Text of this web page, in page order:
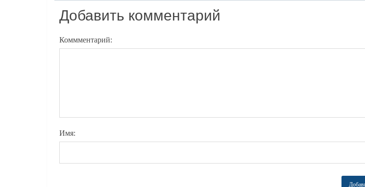
Добавить комментарий
Коммментарий:
Имя: